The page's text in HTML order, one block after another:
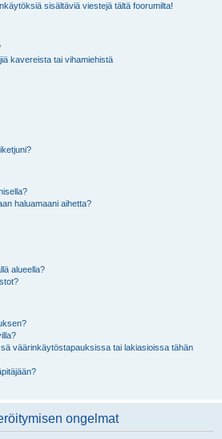
sisältäviä viestejä tältä foorumilta!
kavereista tai vihamiehistä
haluamaani aihetta?
alueella?
väärinkäytöstapauksissa tai lakiasioissa tähän
ongelmat